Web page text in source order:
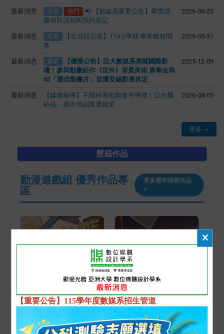
最新消息 重要 熱門
📢 【數媒系重要公告】畢業證
書領取須知與預約登記
2026-06-23
最新消息 重要
【生涯組公告】114-2學期 畢業離校問
卷
2026-05-31
最新消息 重要
【獲獎公告】亞大數媒系勇闖國際影
壇！參與動畫鉅作《世外》背景美術 勇奪金馬
62「最佳動畫片」並獲安錫影展肯定
2025-12-09
最新消息
【媒體報導】不限科系也能進半導體！亞大攜
矽品、菱生培訓直通就業
2026-08-05
更多→
歷屆作品
動漫遊戲組 優秀作品專
區
更多歷年得獎作品
»
【重要公告】115學年度數媒系招生管道